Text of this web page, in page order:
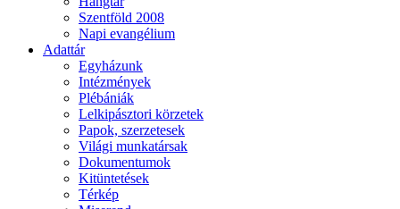
Szentföld 2008
Napi evangélium
Adattár
Egyházunk
Intézmények
Plébániák
Lelkipásztori körzetek
Papok, szerzetesek
Világi munkatársak
Dokumentumok
Kitüntetések
Térkép